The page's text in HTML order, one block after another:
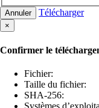
Annuler Télécharger
×
Confirmer le
Fichier:
Taille du fichier:
SHA-256:
Systèmes